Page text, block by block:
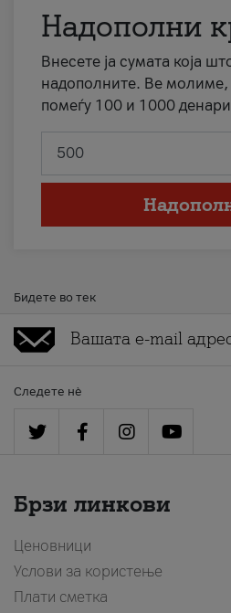
Надополни
Внесете ја сумата која
надополните. Ве молиме,
помеѓу 100 и 1000
Бидете во тек
Следете нè
Брзи линкови
Ценовници
Услови за користење
Плати сметка